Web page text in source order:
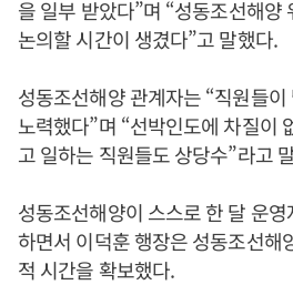
을 일부 받았다”며 “성동조선해양
논의할 시간이 생겼다”고 말했다.
성동조선해양 관계자는 “직원들
노력했다”며 “선박인도에 차질이
고 일하는 직원들도 상당수”라고
성동조선해양이 스스로 한 달 운
하면서 이덕훈 행장은 성동조선해
적 시간을 확보했다.